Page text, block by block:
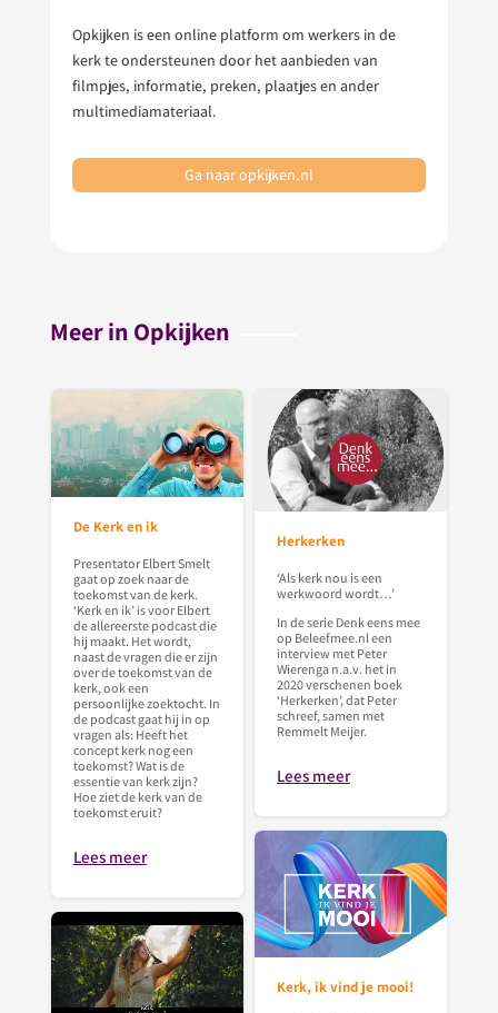
Opkijken is een online platform om werkers in de
kerk te ondersteunen door het aanbieden van
filmpjes, informatie, preken, plaatjes en ander
multimediamateriaal.
Ga naar opkijken.nl
Meer in Opkijken
De Kerk en ik
Presentator Elbert Smelt
gaat op zoek naar de
toekomst van de kerk.
‘Kerk en ik’ is voor Elbert
de allereerste podcast die
hij maakt. Het wordt,
naast de vragen die er zijn
over de toekomst van de
kerk, ook een
persoonlijke zoektocht. In
de podcast gaat hij in op
vragen als: Heeft het
concept kerk nog een
toekomst? Wat is de
essentie van kerk zijn?
Hoe ziet de kerk van de
toekomst eruit?
Lees meer
Herkerken
‘Als kerk nou is een
werkwoord wordt…’
In de serie Denk eens mee
op Beleefmee.nl een
interview met Peter
Wierenga n.a.v. het in
2020 verschenen boek
‘Herkerken’, dat Peter
schreef, samen met
Remmelt Meijer.
Lees meer
Kerk, ik vind je mooi!